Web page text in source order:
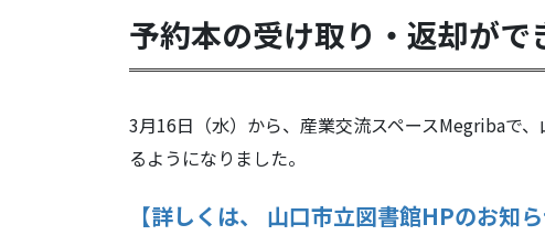
予約本の受け取り・返却がで
3月16日（水）から、産業交流スペースMegribaで
るようになりました。
【詳しくは、 山口市立図書館HPのお知